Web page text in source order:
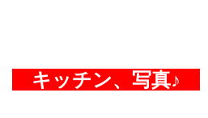
キッチン、写真♪